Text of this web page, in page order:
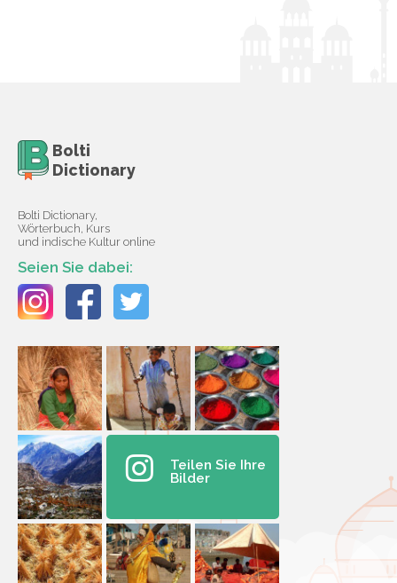
Bolti
Dictionary
Bolti Dictionary,
Wörterbuch, Kurs
und indische Kultur online
Seien Sie dabei:
Teilen Sie Ihre
Bilder